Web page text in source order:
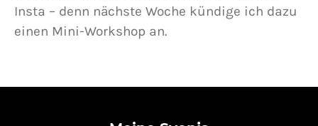
Insta – denn nächste Woche kündige ich dazu
einen Mini-Workshop an.